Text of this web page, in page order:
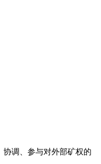
调、参与对外部矿权的